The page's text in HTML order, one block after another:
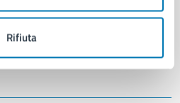
Rifiuta